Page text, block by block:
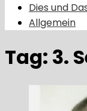
Dies und
Allgemein
Tag: 3.